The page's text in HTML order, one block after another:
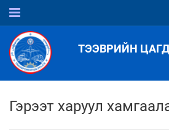
ТЭЭВРИЙН
Гэрээт харуул